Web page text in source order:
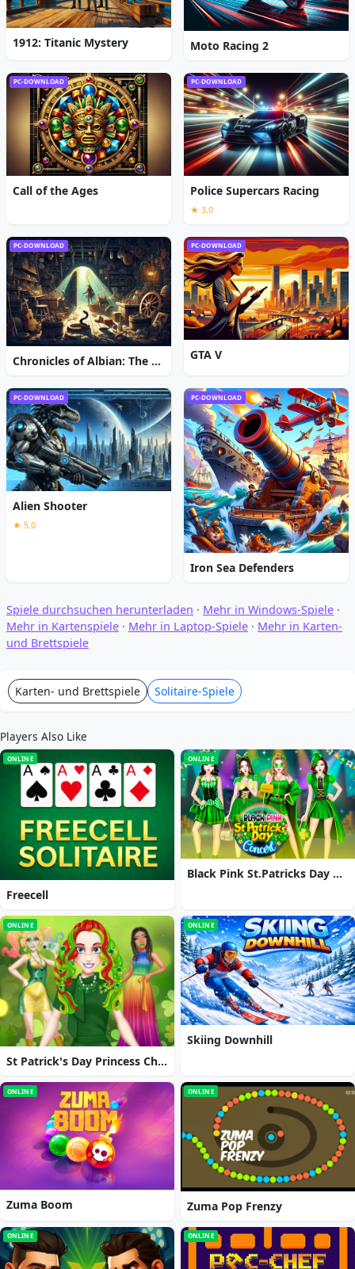
1912: Titanic Mystery Moto Racing 2
PC-DOWNLOAD
Call of the Ages
PC-DOWNLOAD
Police Supercars Racing
★ 3,0
PC-DOWNLOAD
Chronicles of Albian: The Magic Convention
PC-DOWNLOAD
GTA V
PC-DOWNLOAD
Alien Shooter
★ 5,0
PC-DOWNLOAD
Iron Sea Defenders
Spiele durchsuchen herunterladen · Mehr in Windows-Spiele ·
Mehr in Kartenspiele · Mehr in Laptop-Spiele · Mehr in Karten-
und Brettspiele
Karten- und Brettspiele Solitaire-Spiele
Players Also Like
ONLINE
Freecell
ONLINE
Black Pink St.Patricks Day Concert
ONLINE
St Patrick's Day Princess Challenge
ONLINE
Skiing Downhill
ONLINE
Zuma Boom
ONLINE
Zuma Pop Frenzy
ONLINE ONLINE